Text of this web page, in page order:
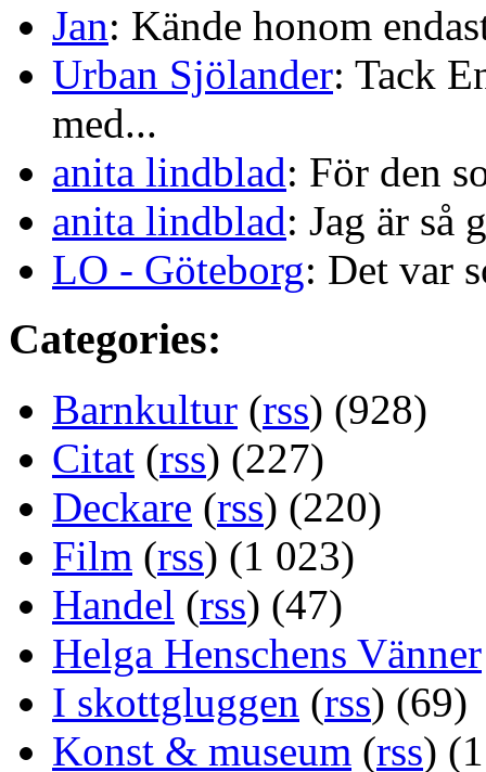
Jan: Kände honom
Urban Sjölander: Tack
med...
anita lindblad: För den
anita lindblad: Jag är så
LO - Göteborg: Det var
Categories:
Barnkultur (rss) (928)
Citat (rss) (227)
Deckare (rss) (220)
Film (rss) (1 023)
Handel (rss) (47)
Helga Henschens Vänner
I skottgluggen (rss) (69)
Konst & museum (rss)